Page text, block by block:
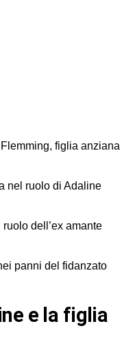
figlia anziana
nel ruolo di Adaline
dell’ex amante
panni del fidanzato